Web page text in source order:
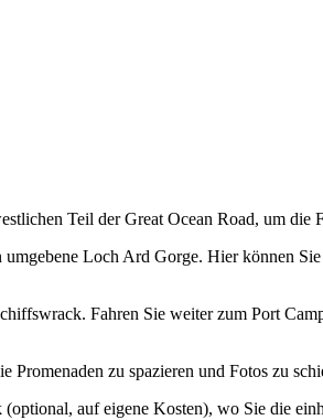
Teil der Great Ocean Road, um
Loch Ard Gorge. Hier können
Fahren Sie weiter zum Port
Promenaden zu spazieren und Fotos zu
auf eigene Kosten), wo Sie die